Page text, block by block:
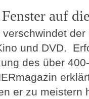
auf
verschwindet
und DVD.
des über
er zu meistern